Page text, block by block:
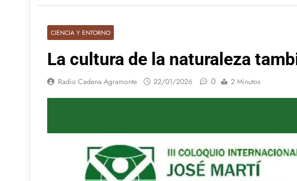
CIENCIA Y ENTORNO
La cultura de la naturaleza
Radio Cadena Agramonte 22/01/2026 0 2 Minutos